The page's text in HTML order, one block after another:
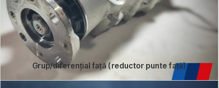
Grup/diferențial față (reductor punte față)